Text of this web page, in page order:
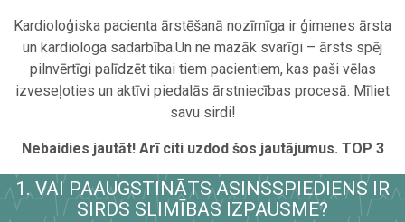
Kardioloģiska pacienta ārstēšanā nozīmīga ir ģimenes ārsta
un kardiologa sadarbība.Un ne mazāk svarīgi – ārsts spēj
pilnvērtīgi palīdzēt tikai tiem pacientiem, kas paši vēlas
izveseļoties un aktīvi piedalās ārstniecības procesā. Mīliet
savu sirdi!
Nebaidies jautāt! Arī citi uzdod šos jautājumus. TOP 3
1. VAI PAAUGSTINĀTS ASINSSPIEDIENS IR
SIRDS SLIMĪBAS IZPAUSME?